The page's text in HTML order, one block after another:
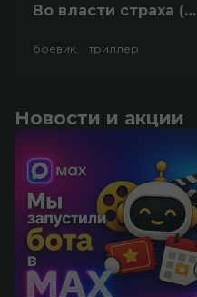
Во власти страха (18+)
боевик, триллер
Новости и акции